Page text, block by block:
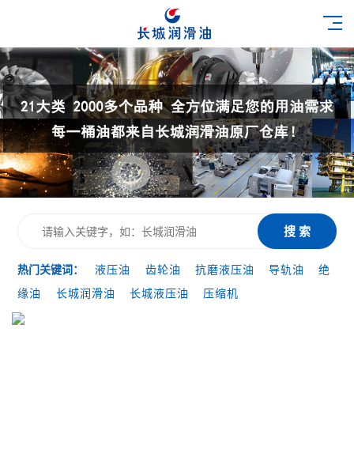
搜 索
热门关键词： 液压油 齿轮油 抗磨液压油 导轨油
绝
缘油
长城润滑油 长城液压油 压缩机